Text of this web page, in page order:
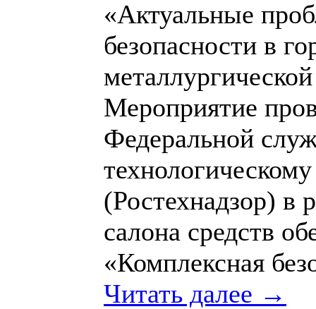
«Актуальные
безопасности в
Мероприятие
Федеральной
(Ростехнадзор) в
салона средств
«Комплексная
Читать далее →